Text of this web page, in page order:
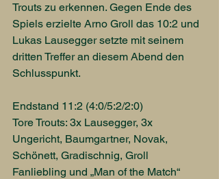
Trouts zu erkennen. Gegen Ende des
Spiels erzielte Arno Groll das 10:2 und
Lukas Lausegger setzte mit seinem
dritten Treffer an diesem Abend den
Schlusspunkt.
Endstand 11:2 (4:0/5:2/2:0)
Tore Trouts: 3x Lausegger, 3x
Ungericht, Baumgartner, Novak,
Schönett, Gradischnig, Groll
Fanliebling und „Man of the Match“